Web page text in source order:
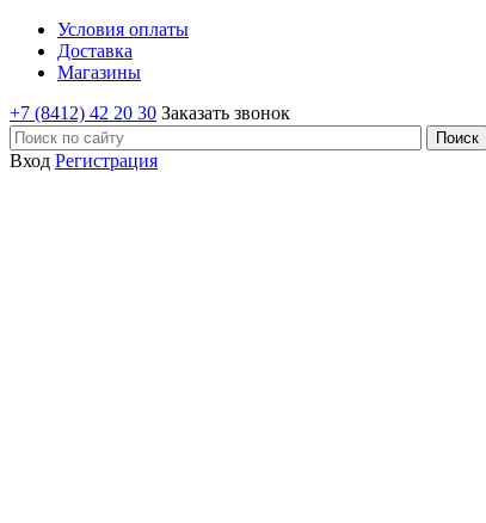
Условия оплаты
Доставка
Магазины
+7 (8412) 42 20 30 Заказать звонок
Вход Регистрация